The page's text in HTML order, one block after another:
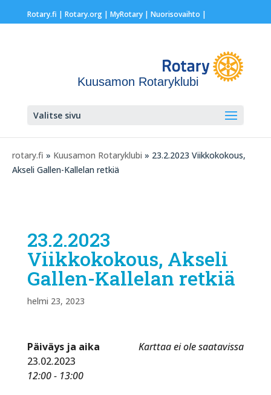
Rotary.fi | Rotary.org| MyRotary | Nuorisovaihto |
Kuusamon Rotaryklubi
Valitse sivu
rotary.fi » Kuusamon Rotaryklubi » 23.2.2023 Viikkokokous,
Akseli Gallen-Kallelan retkiä
23.2.2023
Viikkokokous, Akseli
Gallen-Kallelan retkiä
helmi 23, 2023
Karttaa ei ole saatavissa
Päiväys ja aika
23.02.2023
12:00 - 13:00